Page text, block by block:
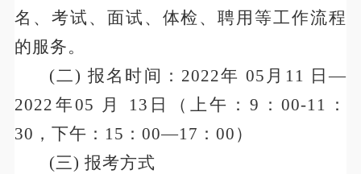
名、考试、面试、体检、聘用等工作流程
的服务。
(二) 报名时间：2022年 05 月 11 日—
2022 年05 月 13 日（上午： 9：00-11：
30，下午：15：00—17：00）
(三) 报考方式